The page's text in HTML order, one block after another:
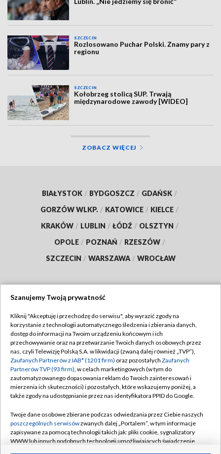
SZCZECIN
Rozlosowano Puchar Polski. Znamy pary z
regionu
SZCZECIN
Kołobrzeg stolicą SUP. Trwają
międzynarodowe zawody [WIDEO]
ZOBACZ WIĘCEJ
BIAŁYSTOK / BYDGOSZCZ / GDAŃSK /
GORZÓW WLKP. / KATOWICE / KIELCE /
KRAKÓW / LUBLIN / ŁÓDŹ / OLSZTYN /
OPOLE / POZNAŃ / RZESZÓW /
SZCZECIN / WARSZAWA / WROCŁAW
TVP
Abonament TVP
Emisja w TVP
Centrum informacji TVP
Naziemna Telewizja Cyfrowa
Rada Programowa
System NOS
Regulamin TVP
Polityka prywatności
Moje zgody
Pomoc
Kontakt
Szanujemy Twoją prywatność
Kliknij "Akceptuję i przechodzę do serwisu", aby wyrazić zgody na
korzystanie z technologii automatycznego śledzenia i zbierania danych,
dostęp do informacji na Twoim urządzeniu końcowym i ich
przechowywanie oraz na przetwarzanie Twoich danych osobowych przez
nas, czyli Telewizję Polską S.A. w likwidacji (zwaną dalej również „TVP”),
Zaufanych Partnerów z IAB* (1201 firm) oraz pozostałych Zaufanych
Partnerów TVP (93 firm), w celach marketingowych (w tym do
zautomatyzowanego dopasowania reklam do Twoich zainteresowań i
mierzenia ich skuteczności) i pozostałych, które wskazujemy poniżej, a
także zgody na udostępnianie przez nas identyfikatora PPID do Google.
Twoje dane osobowe zbierane podczas odwiedzania przez Ciebie naszych
poszczególnych serwisówzwanych dalej „Portalem”, w tym informacje
zapisywane za pomocą technologii takich jak: pliki cookie, sygnalizatory
WWW lub innych podobnych technologii umożliwiających świadczenie